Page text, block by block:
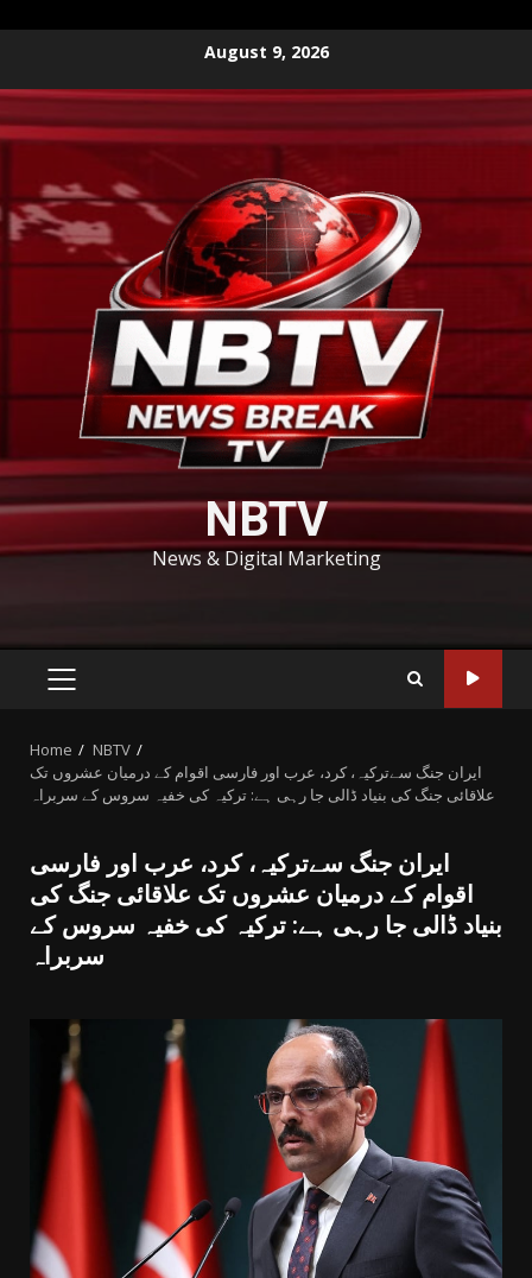
content
August 9, 2026
NBTV
News & Digital Marketing
PRIMARY
Home
NBTV
ایران جنگ سےترکیہ، کرد، عرب اور فارسی اقوام کے درمیان عشروں تک
علاقائی جنگ کی بنیاد ڈالی جا رہی ہے: ترکیہ کی خفیہ سروس کے سربراہ
ایران جنگ سےترکیہ، کرد، عرب اور فارسی
اقوام کے درمیان عشروں تک علاقائی جنگ کی
بنیاد ڈالی جا رہی ہے: ترکیہ کی خفیہ سروس کے
سربراہ